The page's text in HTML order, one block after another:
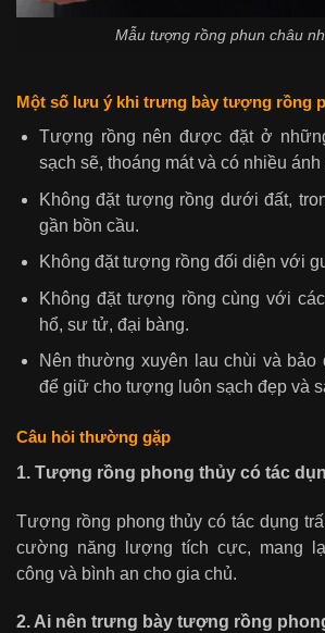
Mẫu tượng rồng phun châu
Một số lưu ý khi trưng bày tượng rồng
Tượng rồng nên được đặt ở
sạch sẽ, thoáng mát và có nhiều ánh
Không đặt tượng rồng dưới đất,
gần bồn cầu.
Không đặt tượng rồng đối diện với
Không đặt tượng rồng cùng với
hổ, sư tử, đại bàng.
Nên thường xuyên lau chùi và
để giữ cho tượng luôn sạch đẹp và
Câu hỏi thường gặp
1. Tượng rồng phong thủy có tác
Tượng rồng phong thủy có tác dụng
cường năng lượng tích cực, mang
công và bình an cho gia chủ.
2. Ai nên trưng bày tượng rồng